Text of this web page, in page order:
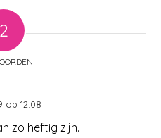
2
op 12:08
zo heftig zijn.